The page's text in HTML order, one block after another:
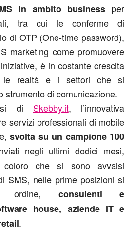
in ambito business per
tra cui le conferme di
di OTP (One-time password),
marketing come promuovere
è in costante crescita
le realtà e i settori che si
strumento di comunicazione.
di Skebby.it, l’innovativa
servizi professionali di mobile
svolta su un campione 100
negli ultimi dodici mesi,
che si sono avvalsi
SMS, nelle prime posizioni si
ordine, consulenti e
house, aziende IT e
.